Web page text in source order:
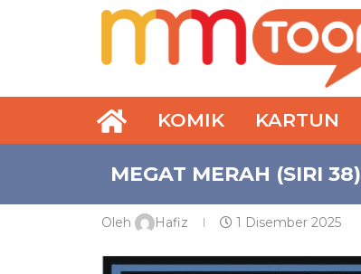
KOMIK KARTUN
MEGAT MERAH (SIRI 38)
Oleh Hafiz 1 Disember 2025